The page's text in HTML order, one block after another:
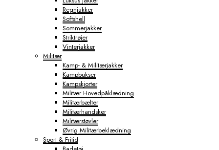
Regnjakker
Softshell
Sommerjakker
Striktrøjer
Vinterjakker
Militær
Kamp- & Militærjakker
Kampbukser
Kampskjorter
Militær Hovedpåklædning
Militærbælter
Militærhandsker
Militærstøvler
Øvrig Militærbeklædning
Sport & Fritid